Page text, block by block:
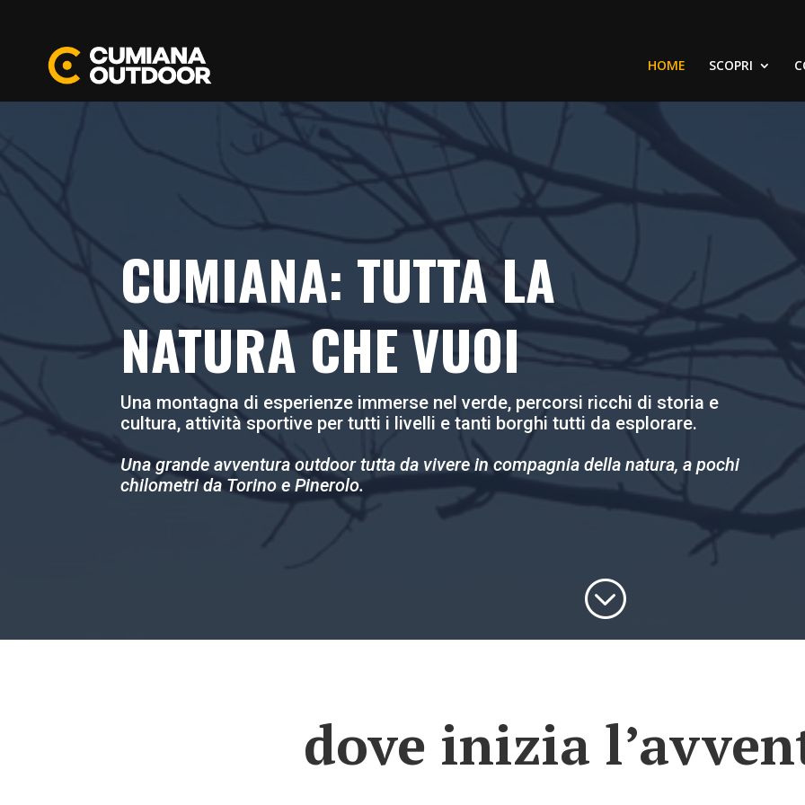
HOME SCOPRI
CUMIANA: TUTTA LA
NATURA CHE VUOI
Una montagna di esperienze immerse nel verde, percorsi ricchi di storia e
cultura, attività sportive per tutti i livelli e tanti borghi tutti da esplorare.
Una grande avventura outdoor tutta da vivere in compagnia della natura, a pochi
chilometri da Torino e Pinerolo.
;
dove inizia